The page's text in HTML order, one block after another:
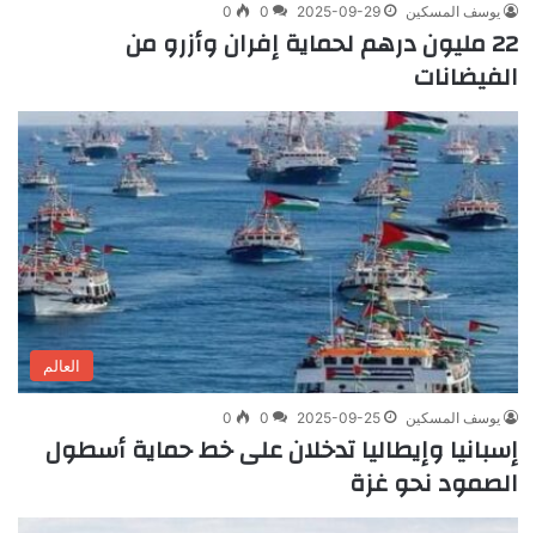
يوسف المسكين 2025-09-29
0
0
22 مليون درهم لحماية إفران وأزرو من
الفيضانات
العالم
يوسف المسكين 2025-09-25
0
0
إسبانيا وإيطاليا تدخلان على خط حماية أسطول
الصمود نحو غزة